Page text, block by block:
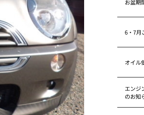
お盆期
6・7月
オイル
エンジ
のお知